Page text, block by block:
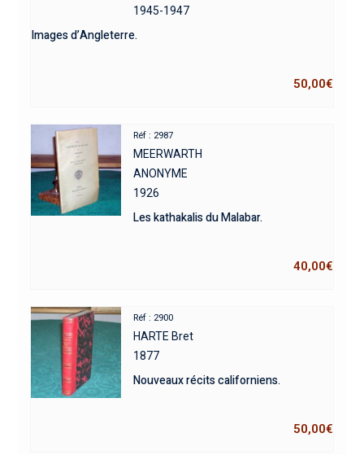
1945-1947
Images d’Angleterre.
50,00€
Réf : 2987
MEERWARTH
ANONYME
1926
Les kathakalis du Malabar.
40,00€
Réf : 2900
HARTE Bret
1877
Nouveaux récits californiens.
50,00€